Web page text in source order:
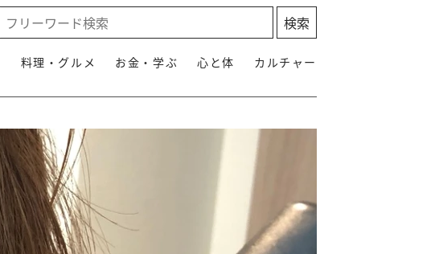
料理・グルメ お金・学ぶ 心と体 カルチャー